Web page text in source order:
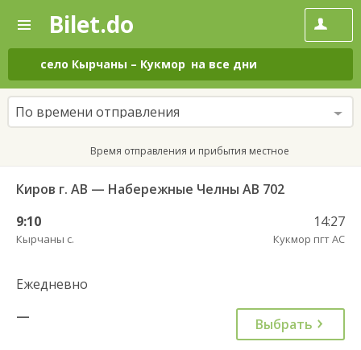
—
Поиск
и
покупка
билетов
на
автобус
онлайн
Bilet.do
село Кырчаны – Кукмор на все дни
По времени отправления
Время отправления и прибытия местное
Киров г. АВ — Набережные Челны АВ 702
9:10
Кырчаны с.
14:27
Кукмор пгт АС
Ежедневно
—
Выбрать